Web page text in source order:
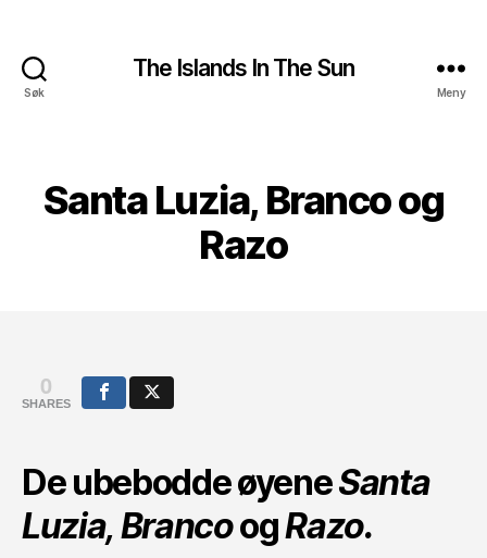
Søk
The Islands In The Sun
Meny
Santa Luzia, Branco og
Razo
0
SHARES
De ubebodde øyeneSanta
Luzia, BrancoogRazo.